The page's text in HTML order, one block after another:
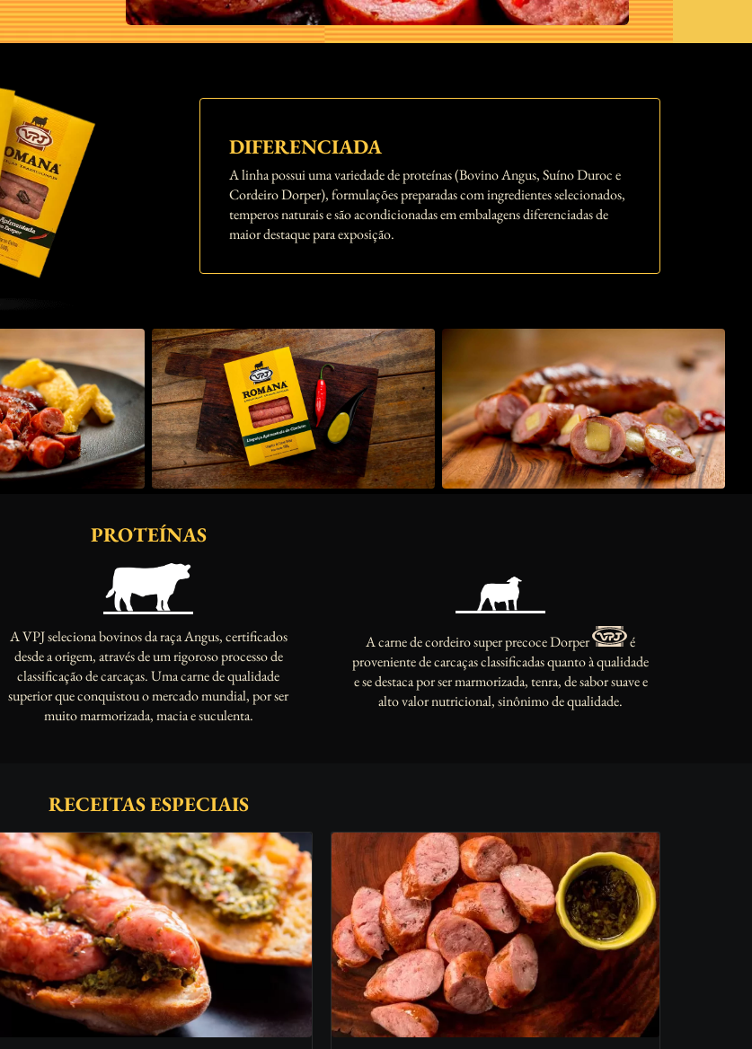
DIFERENCIADA
A linha possui uma variedade de proteínas (Bovino Angus, Suíno Duroc e
Cordeiro Dorper), formulações preparadas com ingredientes selecionados,
temperos naturais e são acondicionadas em embalagens diferenciadas de
maior destaque para exposição.
PROTEÍNAS
A VPJ seleciona bovinos da raça Angus, certificados
desde a origem, através de um rigoroso processo de
classificação de carcaças. Uma carne de qualidade
superior que conquistou o mercado mundial, por ser
muito marmorizada, macia e suculenta.
A carne de cordeiro super precoce Dorper
é
proveniente de carcaças classificadas quanto à qualidade
e se destaca por ser marmorizada, tenra, de sabor suave e
alto valor nutricional, sinônimo de qualidade.
RECEITAS ESPECIAIS